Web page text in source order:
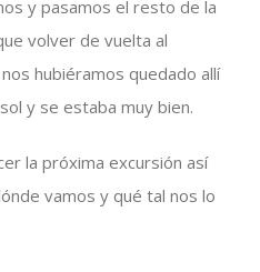
y pasamos el resto de la
volver de vuelta al
hubiéramos quedado allí
y se estaba muy bien.
la próxima excursión así
vamos y qué tal nos lo